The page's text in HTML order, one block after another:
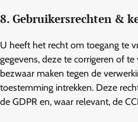
8. Gebruikersrechten &
U heeft het recht om toegang te
gegevens, deze te corrigeren of
bezwaar maken tegen de
toestemming intrekken. Deze
de GDPR en, waar relevant, de